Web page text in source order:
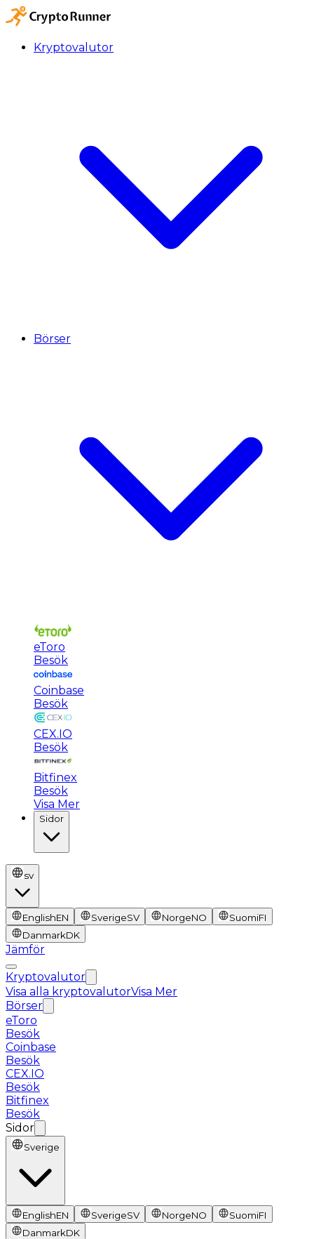
Kryptovalutor
Börser
eToro
Besök
Coinbase
Besök
CEX.IO
Besök
Bitfinex
Besök
Visa Mer
Sidor
sv
EnglishEN SverigeSV NorgeNO SuomiFI
DanmarkDK
Jämför
Kryptovalutor
Visa alla kryptovalutorVisa Mer
Börser
eToro
Besök
Coinbase
Besök
CEX.IO
Besök
Bitfinex
Besök
Sidor
Sverige
EnglishEN SverigeSV NorgeNO SuomiFI
DanmarkDK